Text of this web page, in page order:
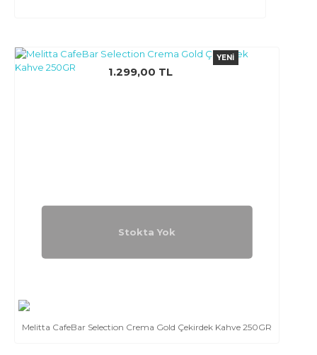
1.299,00 TL
YENI
Stokta Yok
Melitta CafeBar Selection Crema Gold Çekirdek Kahve 250GR